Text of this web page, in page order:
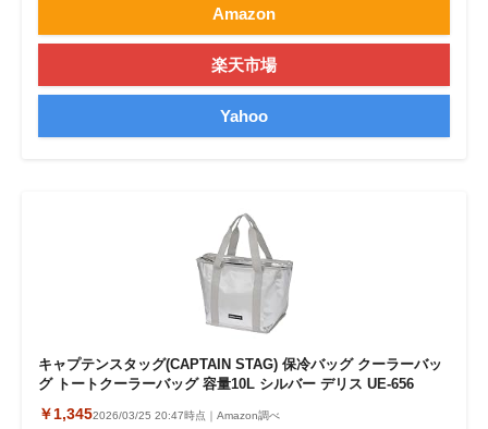
Amazon
楽天市場
Yahoo
キャプテンスタッグ(CAPTAIN STAG) 保冷バッグ クーラーバッ
グ トートクーラーバッグ 容量10L シルバー デリス UE-656
￥1,3452026/03/25 20:47時点｜Amazon調べ